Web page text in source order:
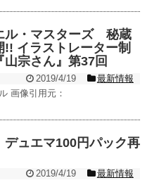
ル・マスターズ 秘蔵
!! イラストレーター制
宗さん』第37回
2019/4/19
最新情報
画像引用元：
デュエマ100円パック再
2019/4/19
最新情報